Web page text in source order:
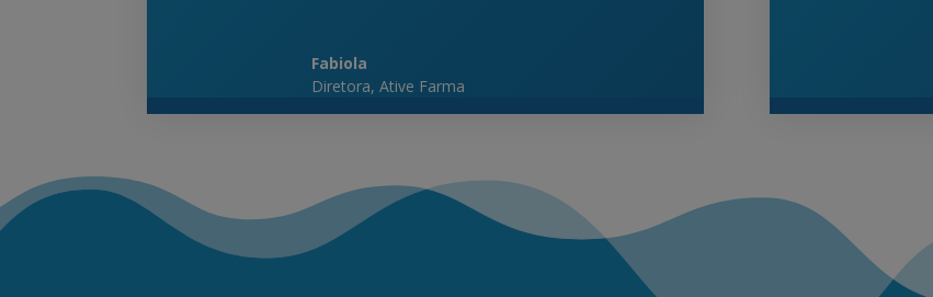
Fabiola
Diretora, Ative Farma